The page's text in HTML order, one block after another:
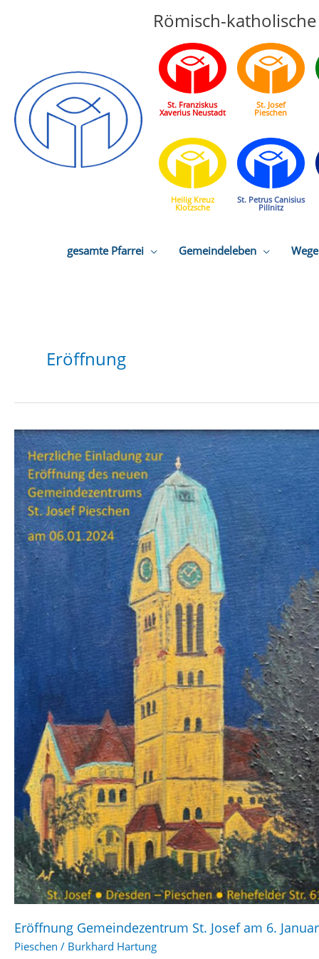
Römisch-
St. Franziskus
Xaverius Neustadt
St. Josef
Pieschen
Heilig Kreuz
Klotzsche
St. Petrus Canisius
Pillnitz
gesamte Pfarrei Gemeindeleben
Eröffnung
Eröffnung Gemeindezentrum St. Josef am 6.
Pieschen / Burkhard Hartung